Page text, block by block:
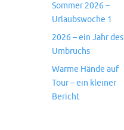
Sommer 2026 –
Urlaubswoche 1
2026 – ein Jahr des
Umbruchs
Warme Hände auf
Tour – ein kleiner
Bericht